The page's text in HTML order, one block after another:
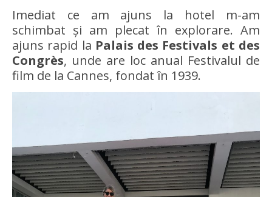
Imediat ce am ajuns la hotel m-am
schimbat și am plecat în explorare. Am
ajuns rapid la Palais des Festivals et des
Congrès, unde are loc anual Festivalul de
film de la Cannes, fondat în 1939.